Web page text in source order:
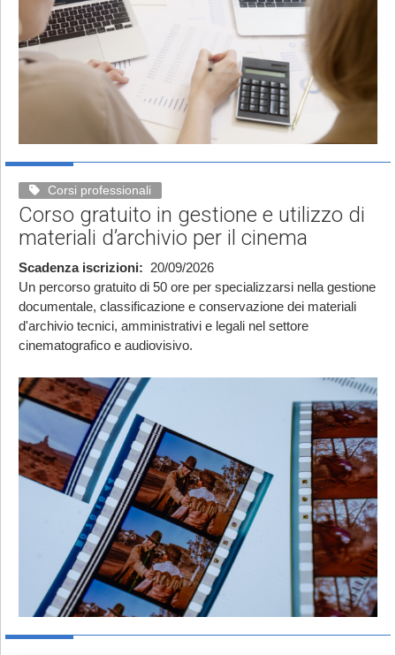
Corsi professionali
Corso gratuito in gestione e utilizzo di
materiali d’archivio per il cinema
Scadenza iscrizioni
20/09/2026
Un percorso gratuito di 50 ore per specializzarsi nella gestione
documentale, classificazione e conservazione dei materiali
d'archivio tecnici, amministrativi e legali nel settore
cinematografico e audiovisivo.